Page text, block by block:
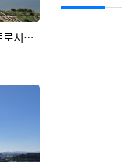
전매!